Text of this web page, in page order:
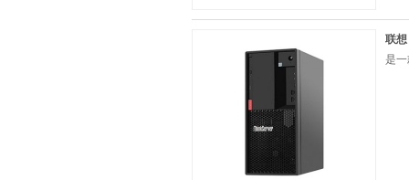
联
是